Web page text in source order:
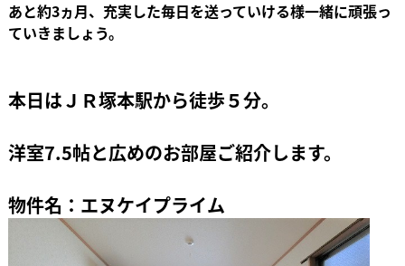
あと約3ヵ月、充実した毎日を送っていける様一緒に頑張っ
ていきましょう。
本日はＪＲ塚本駅から徒歩５分。
洋室7.5帖と広めのお部屋ご紹介します。
物件名：エヌケイプライム